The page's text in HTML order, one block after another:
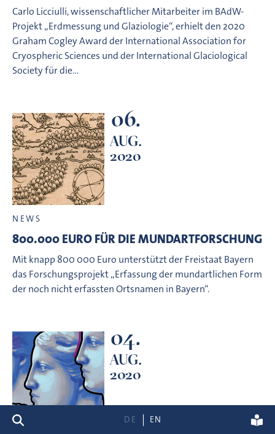
Suche DE EN
Carlo Licciulli, wissenschaftlicher Mitarbeiter im BAdW-
Projekt „Erdmessung und Glaziologie“, erhielt den 2020
Graham Cogley Award der International Association for
Cryospheric Sciences und der International Glaciological
Society für die…
06.
AUG.
2020
NEWS
800.000 EURO FÜR DIE MUNDARTFORSCHUNG
Mit knapp 800 000 Euro unterstützt der Freistaat Bayern
das Forschungsprojekt „Erfassung der mundartlichen Form
der noch nicht erfassten Ortsnamen in Bayern“.
04.
AUG.
2020